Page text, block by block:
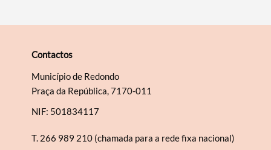
Contactos
Município de Redondo
Praça da República, 7170-011
NIF: 501834117
T. 266 989 210 (chamada para a rede fixa nacional)